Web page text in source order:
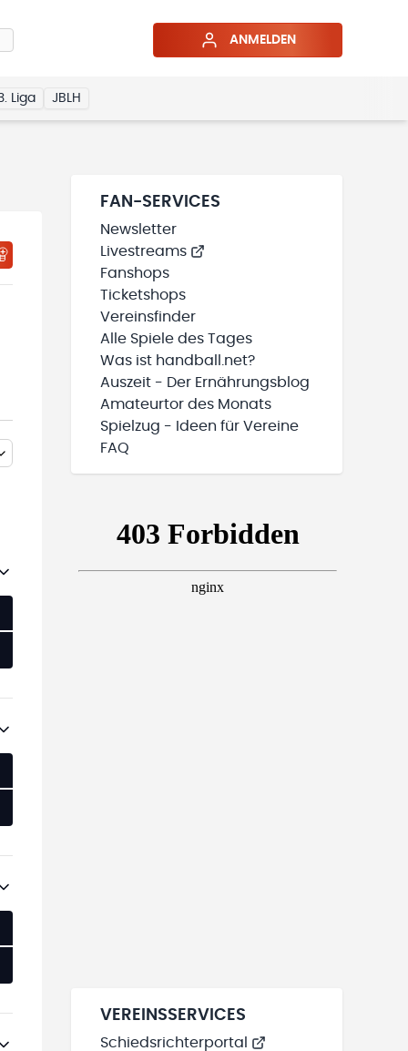
ANMELDEN
Liga JBLH
WIRD GELADEN
TEAMS“ HINZUFÜGEN
FAN-SERVICES
Newsletter
Livestreams
Fanshops
Ticketshops
Vereinsfinder
Alle Spiele des Tages
Was ist handball.net?
Auszeit - Der Ernährungsblog
Amateurtor des Monats
Spielzug - Ideen für Vereine
FAQ
VEREINSSERVICES
Schiedsrichterportal